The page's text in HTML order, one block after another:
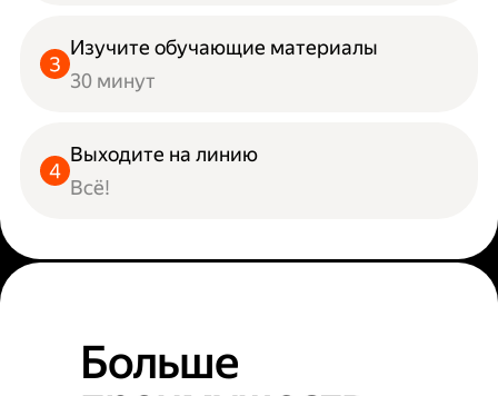
Изучите обучающие материалы
30 минут
Выходите на линию
Всё!
Больше